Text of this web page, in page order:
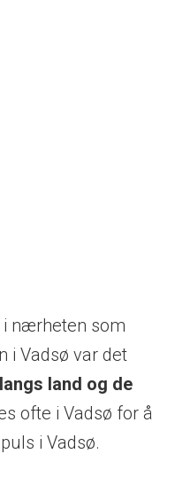
i nærheten som
i Vadsø var det
land og de
ofte i Vadsø for å
i Vadsø.